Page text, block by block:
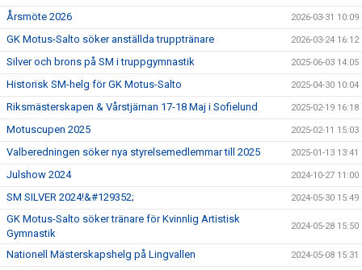
Årsmöte 2026 2026-03-31 10:09
GK Motus-Salto söker anställda trupptränare 2026-03-24 16:12
Silver och brons på SM i truppgymnastik 2025-06-03 14:05
Historisk SM-helg för GK Motus-Salto 2025-04-30 10:04
Riksmästerskapen & Vårstjärnan 17-18 Maj i Sofielund 2025-02-19 16:18
Motuscupen 2025 2025-02-11 15:03
Valberedningen söker nya styrelsemedlemmar till 2025 2025-01-13 13:41
Julshow 2024 2024-10-27 11:00
SM SILVER 2024!&#129352; 2024-05-30 15:49
GK Motus-Salto söker tränare för Kvinnlig Artistisk
Gymnastik
2024-05-28 15:50
Nationell Mästerskapshelg på Lingvallen 2024-05-08 15:31